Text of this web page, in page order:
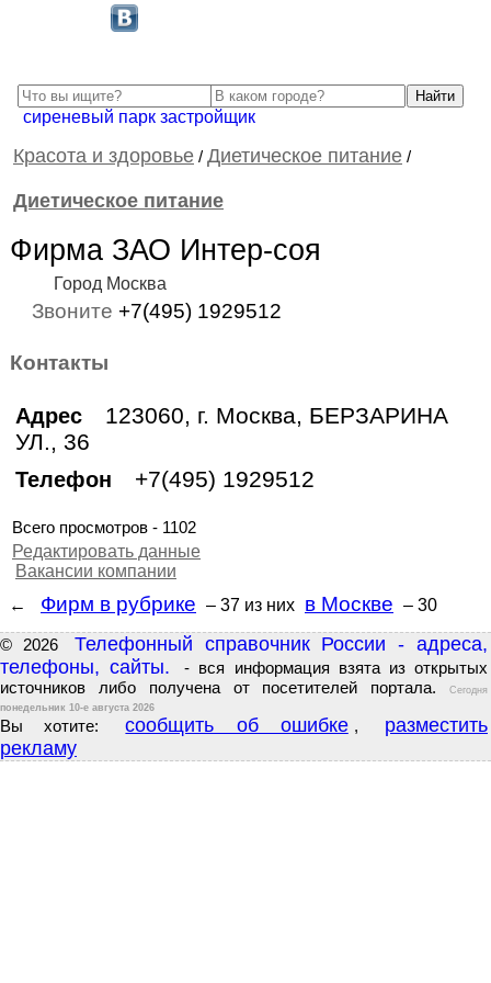
сиреневый парк застройщик
Красота и здоровье / Диетическое питание /
Диетическое питание
Фирма ЗАО Интер-соя
Город Москва
Звоните +7(495) 1929512
Контакты
Адрес
123060, г. Москва, БЕРЗАРИНА
УЛ., 36
Телефон +7(495) 1929512
Всего просмотров - 1102
Редактировать данные
Вакансии компании
←
Фирм в рубрике – 37 из них в Москве – 30
© 2026
Телефонный справочник России - адреса,
телефоны, сайты.
- вся информация взята из открытых
источников либо получена от посетителей портала.
Сегодня
понедельник 10-е августа 2026
Вы хотите: сообщить об ошибке ,
разместить
рекламу